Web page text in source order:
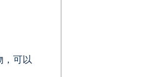
，可以